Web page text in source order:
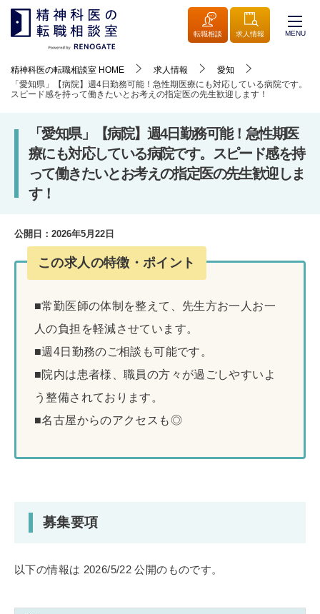
転職相談 求人情報 MENU
精神科医の転職相談室 HOME 求人情報
愛知
「愛知県」【病院】週4日勤務可能！急性期医療にも対応している病院です。
スピード感を持って働きたいとお考えの指定医の先生歓迎します！
「愛知県」【病院】週4日勤務可能！急性期医
療にも対応している病院です。スピード感を持
って働きたいとお考えの指定医の先生歓迎しま
す！
公開日： 2026年5月22日
この求人の特徴・ポイント
■常勤医師の体制を整えて、先生方お一人お一
人の負担を軽減させています。
■週4日勤務のご相談も可能です。
■院内は患者様、職員の方々が過ごしやすいよ
う整備されております。
■名古屋からのアクセスも◎
募集要項
以下の情報は 2026/5/22 公開のものです。